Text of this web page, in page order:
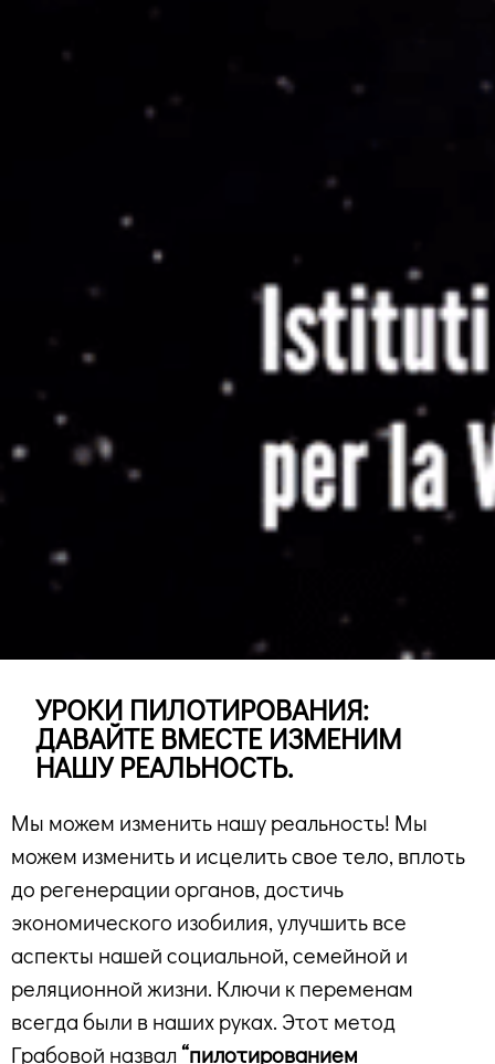
УРОКИ ПИЛОТИРОВАНИЯ:
ДАВАЙТЕ ВМЕСТЕ ИЗМЕНИМ
НАШУ РЕАЛЬНОСТЬ.
Мы можем изменить нашу реальность! Мы
можем изменить и исцелить свое тело, вплоть
до регенерации органов, достичь
экономического изобилия, улучшить все
аспекты нашей социальной, семейной и
реляционной жизни. Ключи к переменам
всегда были в наших руках. Этот метод
Грабовой назвал“пилотированием